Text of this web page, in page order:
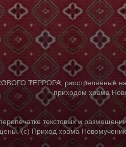
ТЕРРОРА, расстрелянные на
приходом храма
текстовых и
(с) Приход храма